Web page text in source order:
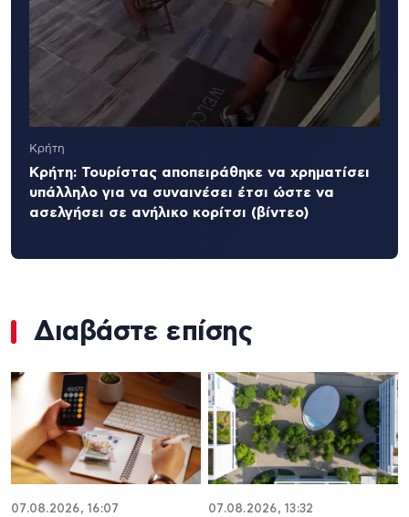
Κρήτη
Κρήτη: Τουρίστας αποπειράθηκε να χρηματίσει
υπάλληλο για να συναινέσει έτσι ώστε να
ασελγήσει σε ανήλικο κορίτσι (βίντεο)
Διαβάστε επίσης
07.08.2026, 16:07 07.08.2026, 13:32